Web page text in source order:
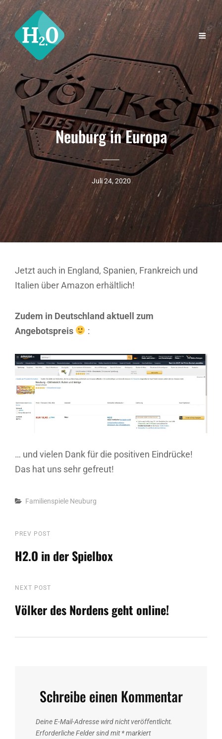
Neuburg in Europa
Juli 24, 2020
Jetzt auch in England, Spanien, Frankreich und
Italien über Amazon erhältlich!
Zudem in Deutschland aktuell zum
Angebotspreis
:
… und vielen Dank für die positiven Eindrücke!
Das hat uns sehr gefreut!
Categories
Familienspiele Neuburg
Beitragsnavigation
Previous
Post
PREV POST
H2.O in der Spielbox
Next
Post
NEXT POST
Völker des Nordens geht online!
Schreibe einen Kommentar
Deine E-Mail-Adresse wird nicht veröffentlicht.
Erforderliche Felder sind mit*markiert